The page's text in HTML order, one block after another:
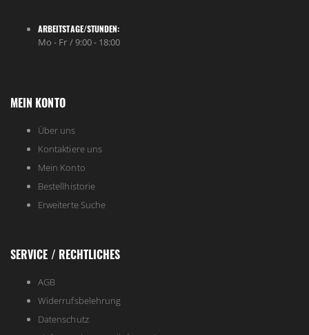
ARBEITSTAGE/STUNDEN:
Mo - Fr / 9:00 - 18:00
MEIN KONTO
Über uns
Kontaktiere uns
Mein Konto
Bestellhistorie
Erweiterte Suche
SERVICE / RECHTLICHES
AGB
Widerrufsbelehrung
Datenschutz